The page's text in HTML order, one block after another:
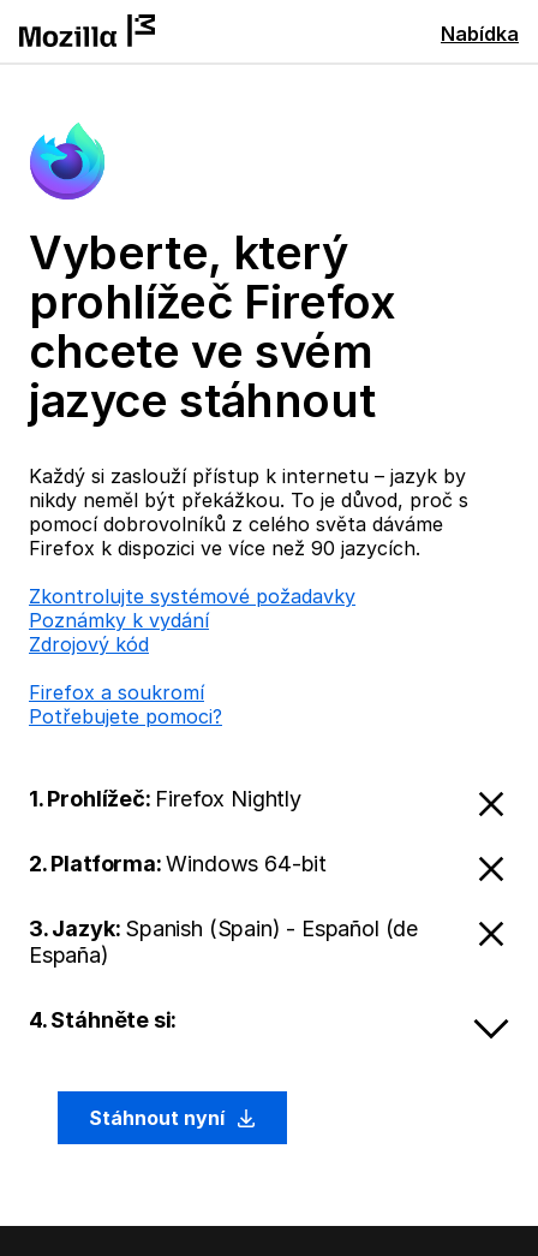
Nabídka
Vyberte, který
prohlížeč Firefox
chcete ve svém
jazyce stáhnout
Každý si zaslouží přístup k internetu – jazyk by
nikdy neměl být překážkou. To je důvod, proč s
pomocí dobrovolníků z celého světa dáváme
Firefox k dispozici ve více než 90 jazycích.
Zkontrolujte systémové požadavky
Poznámky k vydání
Zdrojový kód
Firefox a soukromí
Potřebujete pomoci?
1. Prohlížeč: Firefox Nightly
2. Platforma:Windows 64-bit
3. Jazyk: Spanish (Spain) - Español (de
España)
4. Stáhněte si:
Stáhnout nyní